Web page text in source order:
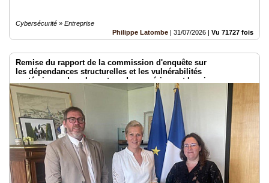
Place
de
Circuit-
Court
Annuaire
Agenda
Nos
Partenaires
Accès
éditeur
Cybersécurité » Entreprise
Philippe Latombe | 31/07/2026 | Vu 71727 fois
Remise du rapport de la commission d'enquête sur
les dépendances structurelles et les vulnérabilités
systémiques dans le secteur du numérique et les risques pour
l’indépendance de la France